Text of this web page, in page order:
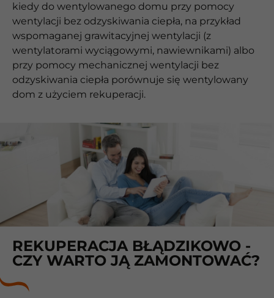
kiedy do wentylowanego domu przy pomocy
wentylacji bez odzyskiwania ciepła, na przykład
wspomaganej grawitacyjnej wentylacji (z
wentylatorami wyciągowymi, nawiewnikami) albo
przy pomocy mechanicznej wentylacji bez
odzyskiwania ciepła porównuje się wentylowany
dom z użyciem rekuperacji.
REKUPERACJA BŁĄDZIKOWO -
CZY WARTO JĄ ZAMONTOWAĆ?